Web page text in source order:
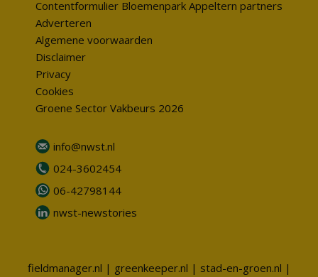
Contentformulier Bloemenpark Appeltern partners
Adverteren
Algemene voorwaarden
Disclaimer
Privacy
Cookies
Groene Sector Vakbeurs 2026
info@nwst.nl
024-3602454
06-42798144
nwst-newstories
fieldmanager.nl | greenkeeper.nl | stad-en-groen.nl |